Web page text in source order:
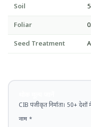
Soil
Foliar
Seed Treatment
CIB पंजीकृत निर्माता। 50+ देशों
नाम *